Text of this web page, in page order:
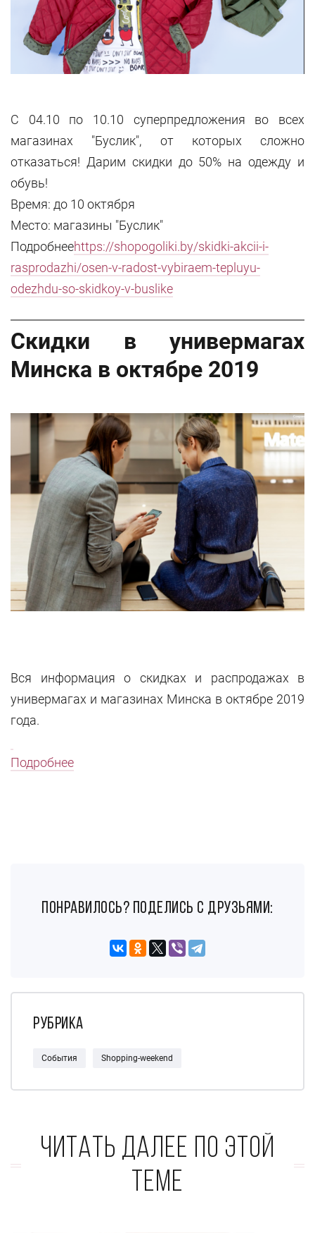
С 04.10 по 10.10 суперпредложения во всех
магазинах "Буслик", от которых сложно
отказаться! Дарим скидки до 50% на одежду и
обувь!
Время: до 10 октября
Место: магазины "Буслик"
Подробнееhttps://shopogoliki.by/skidki-akcii-i-
rasprodazhi/osen-v-radost-vybiraem-tepluyu-
odezhdu-so-skidkoy-v-buslike
Скидки в универмагах
Минска в октябре 2019
Вся информация о скидках и распродажах в
универмагах и магазинах Минска в октябре 2019
года.
Подробнее
понравилось? поделись с друзьями:
Рубрика
События Shopping-weekend
Читать далее по этой
теме